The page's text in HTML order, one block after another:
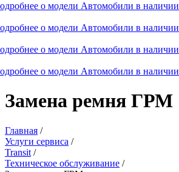
о модели Автомобили в наличии
о модели Автомобили в наличии
о модели Автомобили в наличии
о модели Автомобили в наличии
Замена ремня ГРМ
Главная /
Услуги сервиса /
Transit /
Техническое обслуживание /